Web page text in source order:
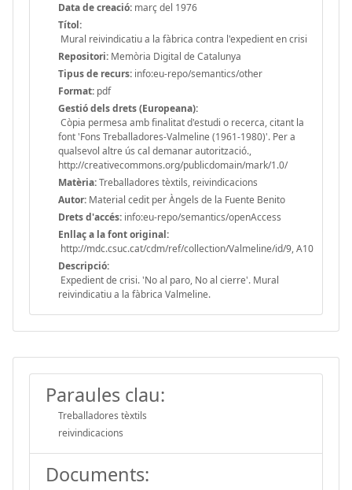
Data de creació: març del 1976
Títol:
Mural reivindicatiu a la fàbrica contra l'expedient en crisi
Repositori: Memòria Digital de Catalunya
Tipus de recurs: info:eu-repo/semantics/other
Format: pdf
Gestió dels drets (Europeana):
Còpia permesa amb finalitat d'estudi o recerca, citant la
font 'Fons Treballadores-Valmeline (1961-1980)'. Per a
qualsevol altre ús cal demanar autorització.,
http://creativecommons.org/publicdomain/mark/1.0/
Matèria:Treballadores tèxtils, reivindicacions
Autor: Material cedit per Àngels de la Fuente Benito
Drets d'accés: info:eu-repo/semantics/openAccess
Enllaç a la font original:
http://mdc.csuc.cat/cdm/ref/collection/Valmeline/id/9, A10
Descripció:
Expedient de crisi. 'No al paro, No al cierre'. Mural
reivindicatiu a la fàbrica Valmeline.
Paraules clau:
Treballadores tèxtils
reivindicacions
Documents: